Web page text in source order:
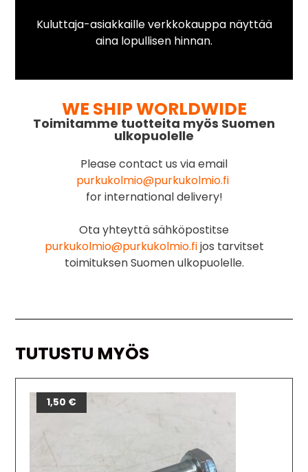
Kuluttaja-asiakkaille verkkokauppa näyttää
aina lopullisen hinnan.
WE SHIP WORLDWIDE
Toimitamme tuotteita myös Suomen
ulkopuolelle
Please contact us via email
purkukolmio@purkukolmio.fi
for international delivery!
Ota yhteyttä sähköpostitse
purkukolmio@purkukolmio.fijos tarvitset
toimituksen Suomen ulkopuolelle.
TUTUSTU MYÖS
1,50 €